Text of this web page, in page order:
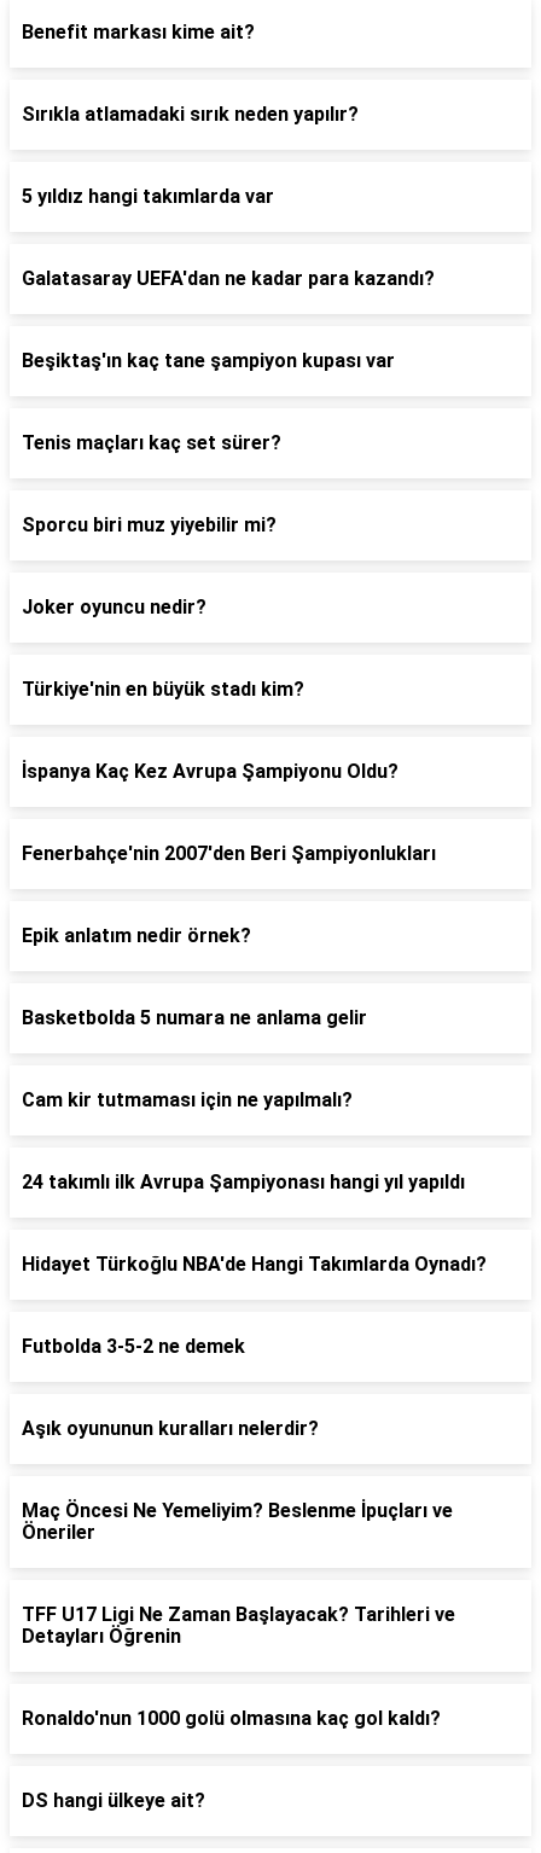
Benefit markası kime ait?
Sırıkla atlamadaki sırık neden yapılır?
5 yıldız hangi takımlarda var
Galatasaray UEFA'dan ne kadar para kazandı?
Beşiktaş'ın kaç tane şampiyon kupası var
Tenis maçları kaç set sürer?
Sporcu biri muz yiyebilir mi?
Joker oyuncu nedir?
Türkiye'nin en büyük stadı kim?
İspanya Kaç Kez Avrupa Şampiyonu Oldu?
Fenerbahçe'nin 2007'den Beri Şampiyonlukları
Epik anlatım nedir örnek?
Basketbolda 5 numara ne anlama gelir
Cam kir tutmaması için ne yapılmalı?
24 takımlı ilk Avrupa Şampiyonası hangi yıl yapıldı
Hidayet Türkoğlu NBA'de Hangi Takımlarda Oynadı?
Futbolda 3-5-2 ne demek
Aşık oyununun kuralları nelerdir?
Maç Öncesi Ne Yemeliyim? Beslenme İpuçları ve
Öneriler
TFF U17 Ligi Ne Zaman Başlayacak? Tarihleri ve
Detayları Öğrenin
Ronaldo'nun 1000 golü olmasına kaç gol kaldı?
DS hangi ülkeye ait?